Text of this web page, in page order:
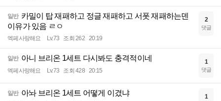
일반 카밀이 탑 재패하고 정글 재패하고 서폿 재패하는덴
이유가 있음 ㄹㅇ
엑페사랑해요 Lv.73 조회 262 20:19
2
댓글
일반 아니 브리온 1세트 다시봐도 충격적이네
엑페사랑해요 Lv.73 조회 428 20:15
1
댓글
일반 아놔 브리온 1세트 어떻게 이겼냐 1